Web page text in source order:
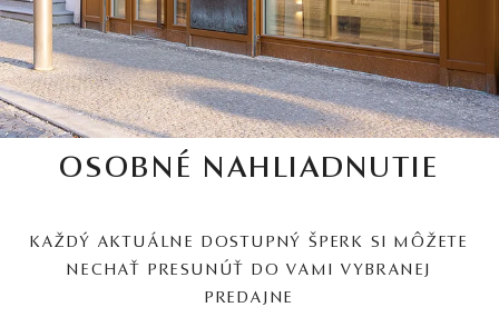
OSOBNÉ NAHLIADNUTIE
KAŽDÝ AKTUÁLNE DOSTUPNÝ ŠPERK SI MÔŽETE
NECHAŤ PRESUNÚŤ DO VAMI VYBRANEJ
PREDAJNE